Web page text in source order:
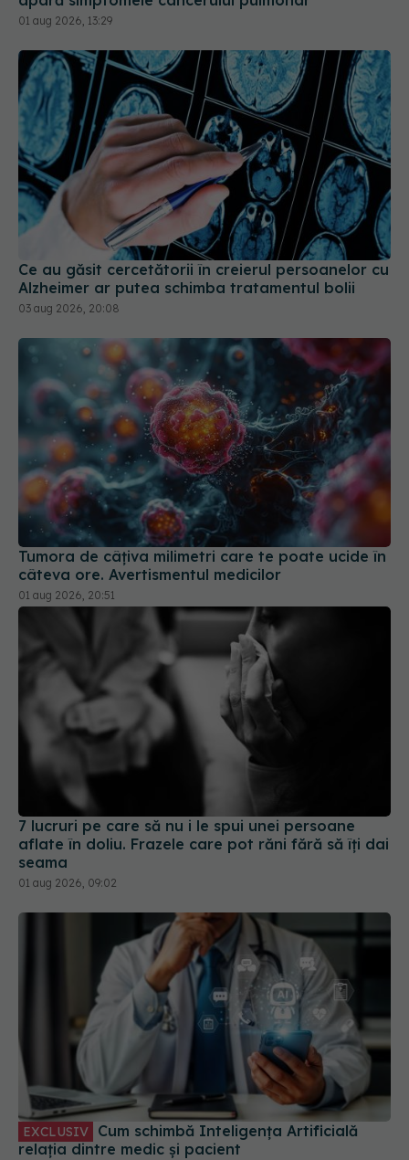
01 aug 2026, 13:29
Ce au găsit cercetătorii în creierul persoanelor cu
Alzheimer ar putea schimba tratamentul bolii
03 aug 2026, 20:08
Tumora de câțiva milimetri care te poate ucide în
câteva ore. Avertismentul medicilor
01 aug 2026, 20:51
7 lucruri pe care să nu i le spui unei persoane
aflate în doliu. Frazele care pot răni fără să îți dai
seama
01 aug 2026, 09:02
EXCLUSIV
relația dintre medic și pacient